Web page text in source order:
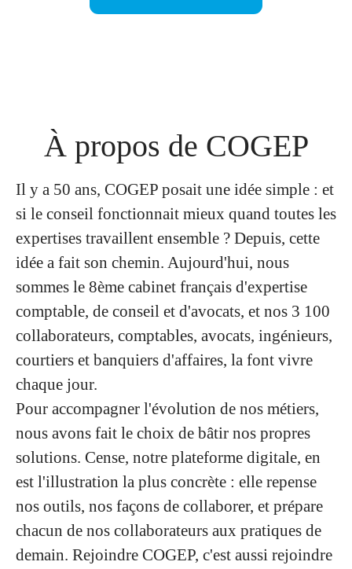
À propos de COGEP
Il y a 50 ans, COGEP posait une idée simple : et
si le conseil fonctionnait mieux quand toutes les
expertises travaillent ensemble ? Depuis, cette
idée a fait son chemin. Aujourd'hui, nous
sommes le 8ème cabinet français d'expertise
comptable, de conseil et d'avocats, et nos 3 100
collaborateurs, comptables, avocats, ingénieurs,
courtiers et banquiers d'affaires, la font vivre
chaque jour.
Pour accompagner l'évolution de nos métiers,
nous avons fait le choix de bâtir nos propres
solutions. Cense, notre plateforme digitale, en
est l'illustration la plus concrète : elle repense
nos outils, nos façons de collaborer, et prépare
chacun de nos collaborateurs aux pratiques de
demain. Rejoindre COGEP, c'est aussi rejoindre